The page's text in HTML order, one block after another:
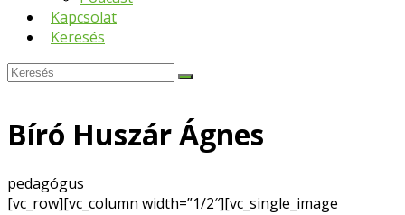
Kapcsolat
Keresés
Keresés
Submit
Bíró Huszár Ágnes
pedagógus
[vc_row][vc_column width=”1/2″][vc_single_image